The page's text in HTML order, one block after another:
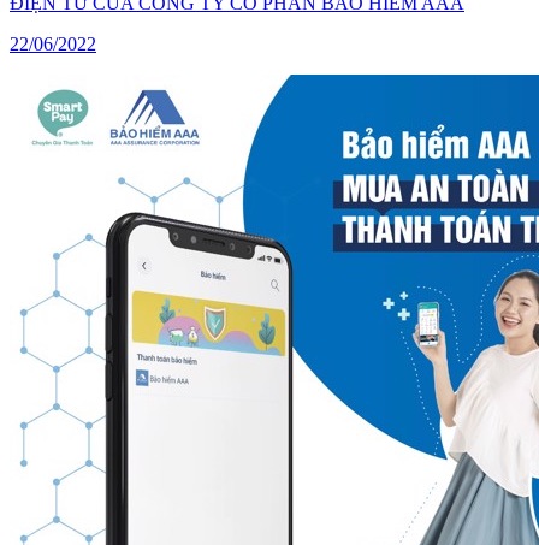
22/06/2022